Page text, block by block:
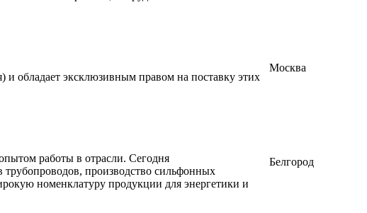
обладает эксклюзивным правом на поставку этих
Москва
работы в отрасли. Сегодня
производство сильфонных
номенклатуру продукции для энергетики и
Белгород